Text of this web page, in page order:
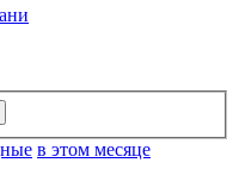
в этом месяце